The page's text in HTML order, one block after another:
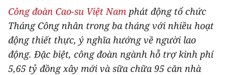
XÃ HỘI
PHÁP LUẬT
DU LỊCH
Công đoàn Cao-su Việt Nam phát động tổ chức
Tháng Công nhân trong ba tháng với nhiều hoạt
động thiết thực, ý nghĩa hướng về người lao
động. Đặc biệt, công đoàn ngành hỗ trợ kinh phí
5,65 tỷ đồng xây mới và sữa chữa 95 căn nhà